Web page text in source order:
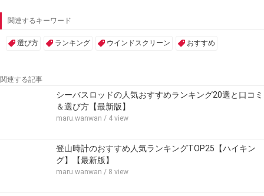
関連するキーワード
選び方 ランキング ウインドスクリーン おすすめ
関連する記事
シーバスロッドの人気おすすめランキング20選と口コミ
＆選び方【最新版】
maru.wanwan / 4 view
登山時計のおすすめ人気ランキングTOP25【ハイキン
グ】【最新版】
maru.wanwan / 8 view